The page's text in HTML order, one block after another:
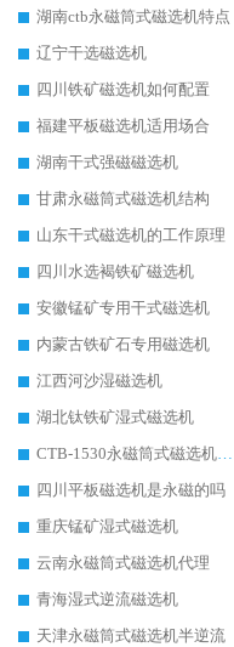
湖南ctb永磁筒式磁选机特点
辽宁干选磁选机
四川铁矿磁选机如何配置
福建平板磁选机适用场合
湖南干式强磁磁选机
甘肃永磁筒式磁选机结构
山东干式磁选机的工作原理
四川水选褐铁矿磁选机
安徽锰矿专用干式磁选机
内蒙古铁矿石专用磁选机
江西河沙湿磁选机
湖北钛铁矿湿式磁选机
CTB-1530永磁筒式磁选机代理商
四川平板磁选机是永磁的吗
重庆锰矿湿式磁选机
云南永磁筒式磁选机代理
青海湿式逆流磁选机
天津永磁筒式磁选机半逆流